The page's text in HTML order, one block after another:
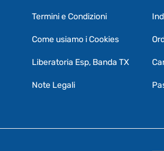
Termini e Condizioni
Come usiamo i Cookies
Liberatoria Esp, Banda TX
Note Legali